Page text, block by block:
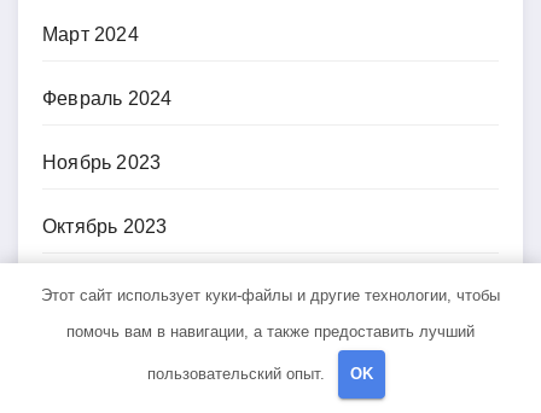
Март 2024
Февраль 2024
Ноябрь 2023
Октябрь 2023
Август 2023
Этот сайт использует куки-файлы и другие технологии, чтобы
помочь вам в навигации, а также предоставить лучший
пользовательский опыт. OK